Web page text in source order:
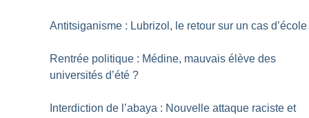
Antitsiganisme : Lubrizol, le retour sur un cas d’école
Rentrée politique : Médine, mauvais élève des
universités d’été ?
Interdiction de l’abaya : Nouvelle attaque raciste et